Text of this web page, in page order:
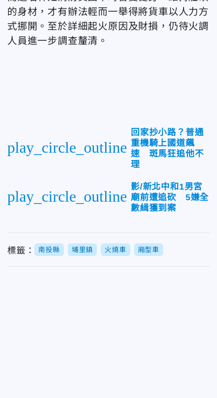
的身材，才有辦法輕而一舉得將貨車以人力方
式挪開。至於詳細起火原因及財損，仍待火調
人員進一步調查釐清。
play_circle_outline
回家抄小路？普通
重機騎上國道飆
速 斑馬狂追他不
理
play_circle_outline
影/新北中和1男宮
廟前遭追砍 5嫌全
數緝獲到案
標籤： 南投縣 埔里鎮 火燒車 廂型車